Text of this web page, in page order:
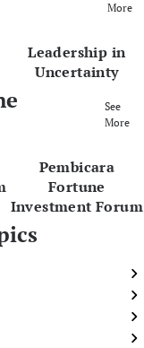
More
Leadership in
Uncertainty
See
More
Pembicara
Fortune
Investment Forum